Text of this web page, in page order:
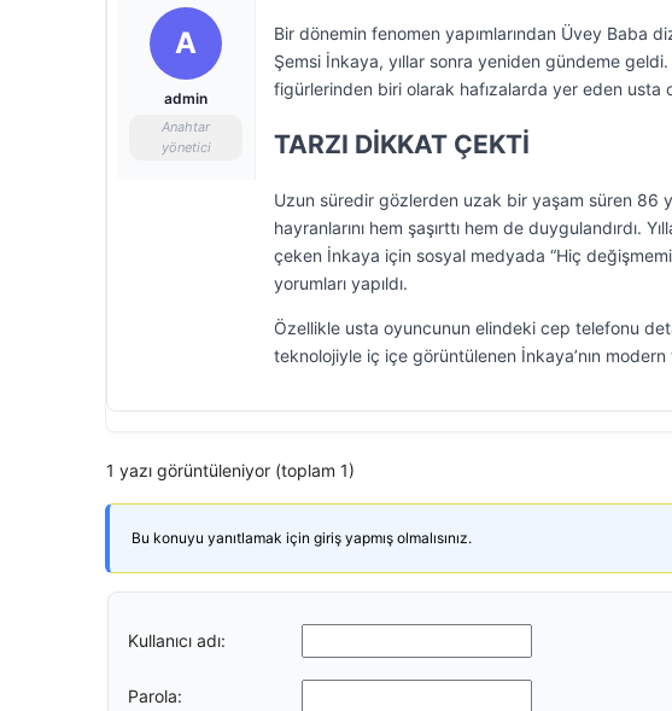
A
admin
Anahtar
yönetici
Bir dönemin fenomen yapımlarından Üvey Baba
Şemsi İnkaya, yıllar sonra yeniden gündeme
figürlerinden biri olarak hafızalarda yer eden
TARZI DİKKAT ÇEKTİ
Uzun süredir gözlerden uzak bir yaşam süren 86
hayranlarını hem şaşırttı hem de duygulandırdı.
çeken İnkaya için sosyal medyada “Hiç
yorumları yapıldı.
Özellikle usta oyuncunun elindeki cep telefonu
teknolojiyle iç içe görüntülenen İnkaya’nın modern
1 yazı görüntüleniyor (toplam 1)
Bu konuyu yanıtlamak için giriş yapmış olmalısınız.
Kullanıcı adı:
Parola: